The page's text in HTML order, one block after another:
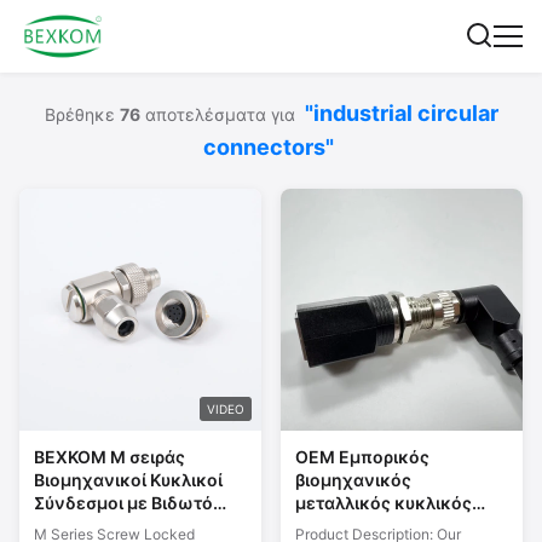
Βρέθηκε 76αποτελέσματα για "industrial circular
connectors"
VIDEO
BEXKOM M σειράς
Βιομηχανικοί Κυκλικοί
Σύνδεσμοι με Βιδωτό
Κλείδωμα 2~17 Pin IP67
M Series Screw Locked
OEM Εμπορικός
βιομηχανικός
μεταλλικός κυκλικός
σύνδεσμος IP68 MSDS
Product Description: Our